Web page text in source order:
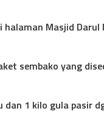
Masjid
sembako yang
1 kilo gula pasir